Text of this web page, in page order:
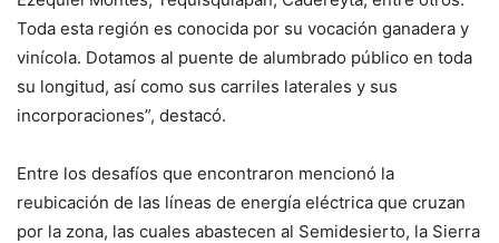
Toda esta región es conocida por su vocación ganadera y
vinícola. Dotamos al puente de alumbrado público en toda
su longitud, así como sus carriles laterales y sus
incorporaciones”, destacó.
Entre los desafíos que encontraron mencionó la
reubicación de las líneas de energía eléctrica que cruzan
por la zona, las cuales abastecen al Semidesierto, la Sierra